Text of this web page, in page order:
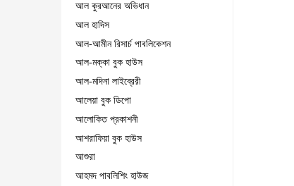
আল কুরআনের অভিধান
আল হাদিস
আল-আমীন রিসার্চ পাবলিকেশন
আল-মক্কা বুক হাউস
আল-মদিনা লাইব্রেরী
আলেয়া বুক ডিপো
আলোকিত প্রকাশনী
আশরাফিয়া বুক হাউস
আশুরা
আহমদ পাবলিশিং হাউজ